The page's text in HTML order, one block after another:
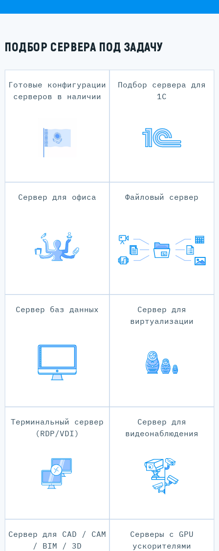
ПОДБОР СЕРВЕРА ПОД ЗАДАЧУ
Готовые конфигурации
серверов в наличии
Подбор сервера для
1С
Сервер для офиса Файловый сервер
Сервер баз данных
Сервер для
виртуализации
Терминальный сервер
(RDP/VDI)
Сервер для
видеонаблюдения
Сервер для CAD / CAM
/ BIM / 3D
Серверы с GPU
ускорителями